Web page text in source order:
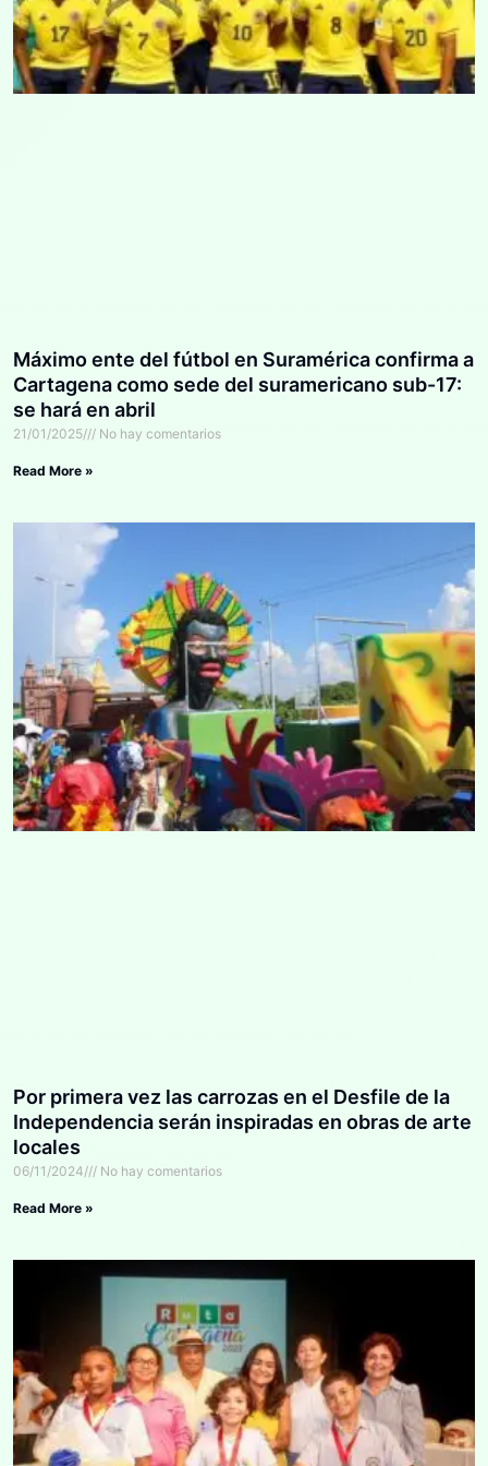
Máximo ente del fútbol en Suramérica confirma a
Cartagena como sede del suramericano sub-17:
se hará en abril
21/01/2025 No hay comentarios
Read More »
Por primera vez las carrozas en el Desfile de la
Independencia serán inspiradas en obras de arte
locales
06/11/2024 No hay comentarios
Read More »